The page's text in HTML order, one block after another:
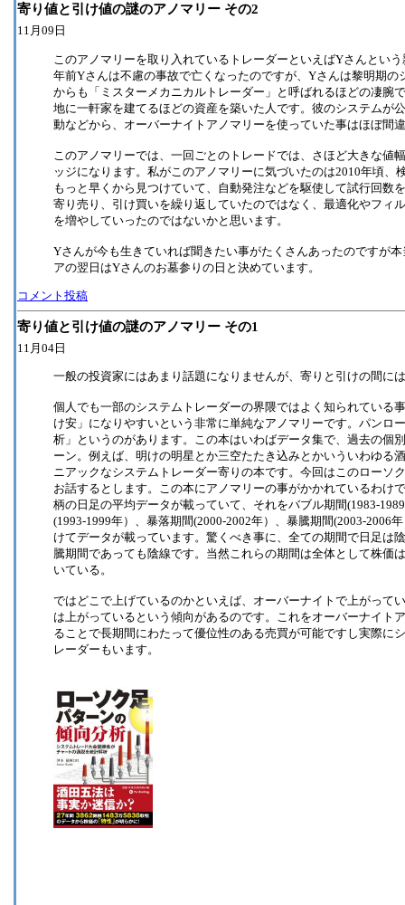
寄り値と引け値の謎のアノマリー その2
11月09日
このアノマリーを取り入れているトレーダーといえばYさんとい
年前Yさんは不慮の事故で亡くなったのですが、Yさんは黎明期
からも「ミスターメカニカルトレーダー」と呼ばれるほどの凄腕
地に一軒家を建てるほどの資産を築いた人です。彼のシステムが
動などから、オーバーナイトアノマリーを使っていた事はほぼ間
このアノマリーでは、一回ごとのトレードでは、さほど大きな値
ッジになります。私がこのアノマリーに気づいたのは2010年頃
もっと早くから見つけていて、自動発注などを駆使して試行回数
寄り売り、引け買いを繰り返していたのではなく、最適化やフィ
を増やしていったのではないかと思います。
Yさんが今も生きていれば聞きたい事がたくさんあったのですが
アの翌日はYさんのお墓参りの日と決めています。
コメント投稿
寄り値と引け値の謎のアノマリー その1
11月04日
一般の投資家にはあまり話題になりませんが、寄りと引けの間に
個人でも一部のシステムトレーダーの界隈ではよく知られている
け安」になりやすいという非常に単純なアノマリーです。パンロ
析」というのがあります。この本はいわばデータ集で、過去の個
ーン。例えば、明けの明星とか三空たたき込みとかいういわゆる
ニアックなシステムトレーダー寄りの本です。今回はこのローソ
お話するとします。この本にアノマリーの事がかかれているわけ
柄の日足の平均データが載っていて、それをバブル期間(1983-
(1993-1999年）、暴落期間(2000-2002年）、暴騰期間(2003-2006
けてデータが載っています。驚くべき事に、全ての期間で日足は
騰期間であっても陰線です。当然これらの期間は全体として株価
いている。
ではどこで上げているのかといえば、オーバーナイトで上がっ
は上がっているという傾向があるのです。これをオーバーナイト
ることで長期間にわたって優位性のある売買が可能ですし実際に
レーダーもいます。